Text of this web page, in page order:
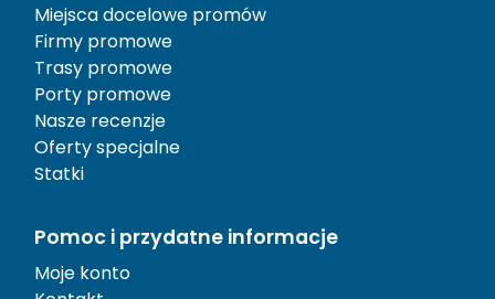
Miejsca docelowe promów
Firmy promowe
Trasy promowe
Porty promowe
Nasze recenzje
Oferty specjalne
Statki
Pomoc i przydatne informacje
Moje konto